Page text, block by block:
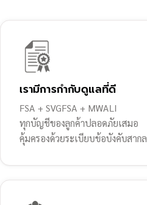
เรามีการกำกับดูแลที่ดี
FSA + SVGFSA + MWALI
ทุกบัญชีของลูกค้าปลอดภัยเสมอ
คุ้มครองด้วยระเบียบข้อบังคับสากล